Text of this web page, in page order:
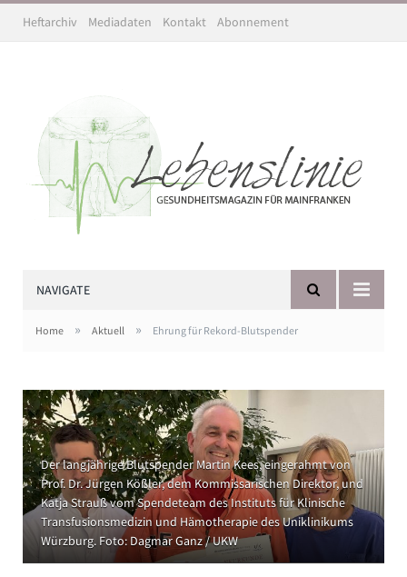
Heftarchiv Mediadaten Kontakt Abonnement
NAVIGATE
Home » Aktuell » Ehrung für Rekord-Blutspender
Der langjährige Blutspender Martin Kees, eingerahmt von
Prof. Dr. Jürgen Kößler, dem Kommissarischen Direktor, und
Katja Strauß vom Spendeteam des Instituts für Klinische
Transfusionsmedizin und Hämotherapie des Uniklinikums
Würzburg. Foto: Dagmar Ganz / UKW